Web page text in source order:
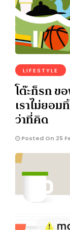
LIFESTYLE
โต๊ะก็รก ข
เราไม่ยอ
ว่าที่คิด
Posted On 25